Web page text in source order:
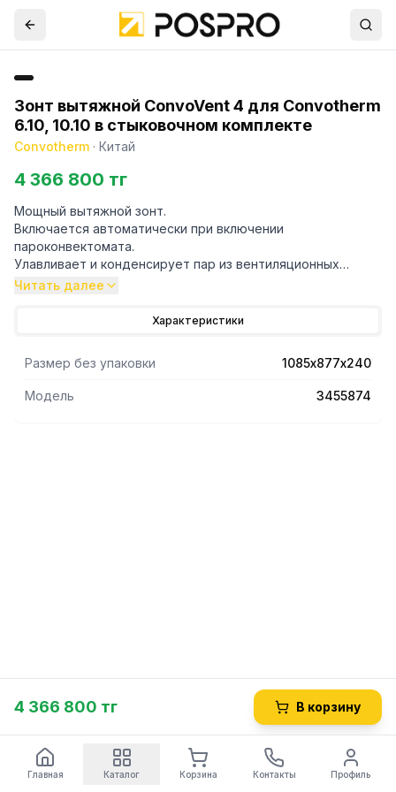
Зонт вытяжной ConvoVent 4 для Convotherm
6.10, 10.10 в стыковочном комплекте
Convotherm · Китай
4 366 800 тг
Мощный вытяжной зонт.
Включается автоматически при включении
пароконвектомата.
Улавливает и конденсирует пар из вентиляционных
отверстий, а также выходящий при открытии двери.
Только для электрических пароконвектоматов
колесах)
Читать далее
Характеристики
Размер без упаковки 1085х877х240
Модель 3455874
4 366 800 тг В корзину
Главная Каталог Корзина Контакты Профиль